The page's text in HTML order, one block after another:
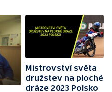
Mistrovství světa
družstev na ploché
dráze 2023 Polsko